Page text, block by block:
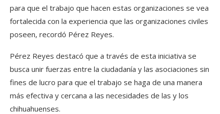
para que el trabajo que hacen estas organizaciones se vea
fortalecida con la experiencia que las organizaciones civiles
poseen, recordó Pérez Reyes.
Pérez Reyes destacó que a través de esta iniciativa se
busca unir fuerzas entre la ciudadanía y las asociaciones sin
fines de lucro para que el trabajo se haga de una manera
más efectiva y cercana a las necesidades de las y los
chihuahuenses.